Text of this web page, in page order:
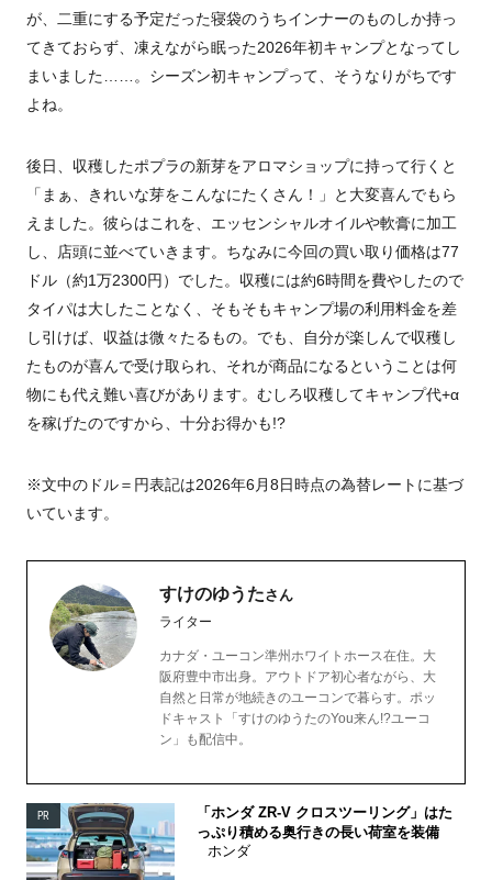
が、二重にする予定だった寝袋のうちインナーのものしか持っ
てきておらず、凍えながら眠った2026年初キャンプとなってし
まいました……。シーズン初キャンプって、そうなりがちです
よね。
後日、収穫したポプラの新芽をアロマショップに持って行くと
「まぁ、きれいな芽をこんなにたくさん！」と大変喜んでもら
えました。彼らはこれを、エッセンシャルオイルや軟膏に加工
し、店頭に並べていきます。ちなみに今回の買い取り価格は77
ドル（約1万2300円）でした。収穫には約6時間を費やしたので
タイパは大したことなく、そもそもキャンプ場の利用料金を差
し引けば、収益は微々たるもの。でも、自分が楽しんで収穫し
たものが喜んで受け取られ、それが商品になるということは何
物にも代え難い喜びがあります。むしろ収穫してキャンプ代+α
を稼げたのですから、十分お得かも!?
※文中のドル＝円表記は2026年6月8日時点の為替レートに基づ
いています。
すけのゆうたさん
ライター
カナダ・ユーコン準州ホワイトホース在住。大
阪府豊中市出身。アウトドア初心者ながら、大
自然と日常が地続きのユーコンで暮らす。ポッ
ドキャスト「すけのゆうたのYou来ん!?ユーコ
ン」も配信中。
PR
「ホンダ ZR-V クロスツーリング」はた
っぷり積める奥行きの長い荷室を装備
ホンダ